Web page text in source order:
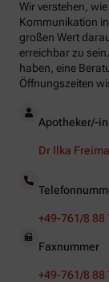
Wir verstehen,
Kommunikation
großen Wert
erreichbar zu
haben, eine
Öffnungszeiten
Apotheker/-in
Dr Ilka
+49-761/8 88
Faxnummer
+49-761/8 88